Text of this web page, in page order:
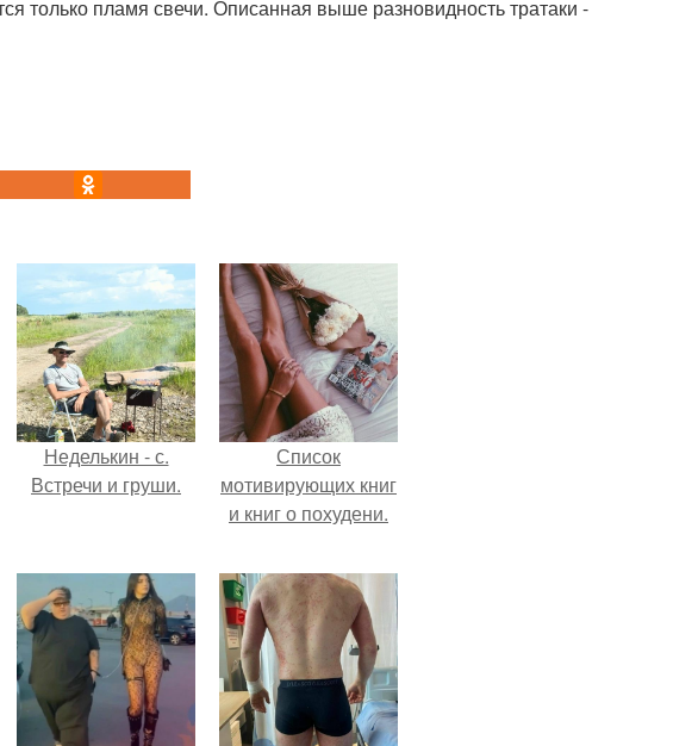
только пламя свечи. Описанная выше разновидность тратаки -
Неделькин - с.
Встречи и груши.
Список
мотивирующих книг
и книг о похудени.